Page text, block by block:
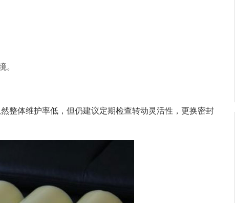
。
整体维护率低，但仍建议定期检查转动灵活性，更换密封